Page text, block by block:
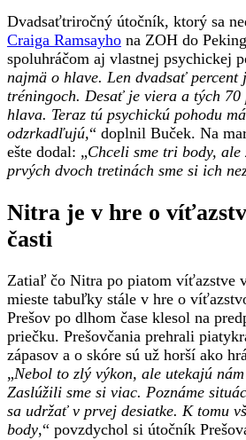
Dvadsaťtriročný útočník, ktorý sa
Craiga Ramsayho na ZOH do
spoluhráčom aj vlastnej psychickej
najmä o hlave. Len dvadsať percent
tréningoch. Desať je viera a tých 70
hlava. Teraz tú psychickú pohodu
odzrkadľujú,“ doplnil Buček. Na
ešte dodal: „Chceli sme tri body, ale
prvých dvoch tretinách sme si ich
Nitra je v hre o
časti
Zatiaľ čo Nitra po piatom víťazstve
mieste tabuľky stále v hre o
Prešov po dlhom čase klesol na
priečku. Prešovčania prehrali
zápasov a o skóre sú už horší ako
„Nebol to zlý výkon, ale utekajú
Zaslúžili sme si viac. Poznáme
sa udržať v prvej desiatke. K tomu
body,“ povzdychol si útočník